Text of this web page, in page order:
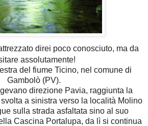
direi poco conosciuto, ma da
assolutamente!
del fiume Ticino, nel comune di
Gambolò (PV).
direzione Pavia, raggiunta la
a sinistra verso la località Molino
sulla strada asfaltata sino al suo
Cascina Portalupa, da lì si continua